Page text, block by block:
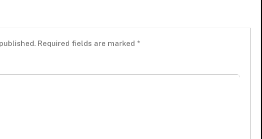
Required fields are marked *